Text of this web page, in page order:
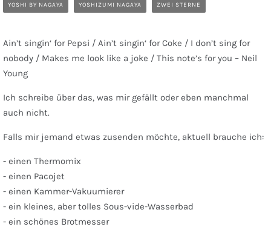
YOSHI BY NAGAYA YOSHIZUMI NAGAYA ZWEI STERNE
Ain’t singin‘ for Pepsi / Ain’t singin‘ for Coke / I don’t sing for
nobody / Makes me look like a joke / This note’s for you – Neil
Young
Ich schreibe über das, was mir gefällt oder eben manchmal
auch nicht.
Falls mir jemand etwas zusenden möchte, aktuell brauche ich:
- einen Thermomix
- einen Pacojet
- einen Kammer-Vakuumierer
- ein kleines, aber tolles Sous-vide-Wasserbad
- ein schönes Brotmesser